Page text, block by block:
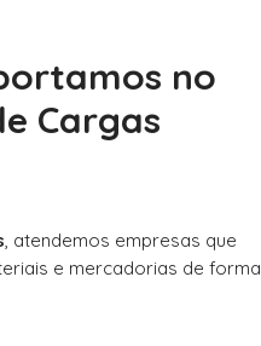
no
Cargas
, atendemos empresas que
e mercadorias de forma